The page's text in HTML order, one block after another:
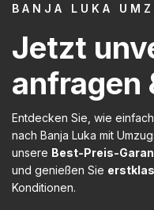
BANJA LUKA
Jetzt
anfragen
Entdecken Sie, wie
nach Banja Luka mit
unsere Best-Preis-
und genießen Sie
Konditionen.